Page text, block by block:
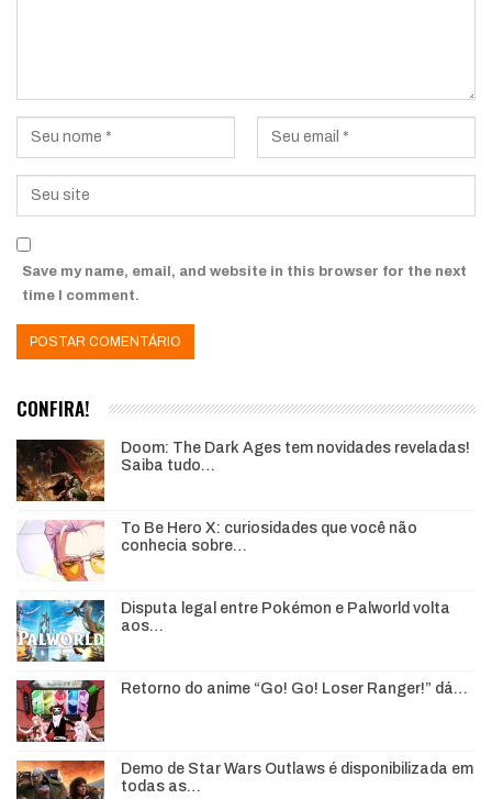
Save my name, email, and website in this browser for the next
time I comment.
CONFIRA!
Doom: The Dark Ages tem novidades reveladas!
Saiba tudo…
To Be Hero X: curiosidades que você não
conhecia sobre…
Disputa legal entre Pokémon e Palworld volta
aos…
Retorno do anime “Go! Go! Loser Ranger!” dá…
Demo de Star Wars Outlaws é disponibilizada em
todas as…